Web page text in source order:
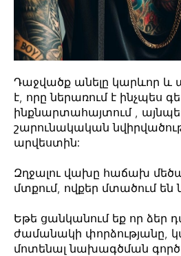
Դաջվածք անելը կարևոր և
է, որը ներառում է ինչպես
ինքնարտահայտում ,
շարունակական
արվեստին:
Զղջալու վախը հաճախ
մտքում, ովքեր մտածում են
Եթե ցանկանում եք որ ձեր
ժամանակի փորձությանը,
մոտենալ նախագծման